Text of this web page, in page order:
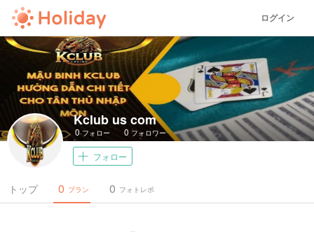
ログイン
Kclub us com
0フォロー 0 フォロワー
フォロー
トップ プラン
0 フォトレポ
0